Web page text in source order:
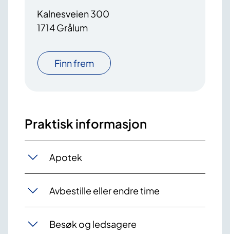
Kalnesveien 300
1714 Grålum
Finn frem
Praktisk informasjon
Apotek
Avbestille eller endre time
Besøk og ledsagere